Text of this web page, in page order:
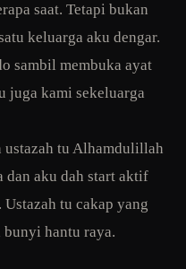
saat. Tetapi bukan
keluarga aku dengar.
sambil membuka ayat
juga kami sekeluarga
tu Alhamdulillah
dan aku dah start aktif
tu cakap yang
hantu raya.